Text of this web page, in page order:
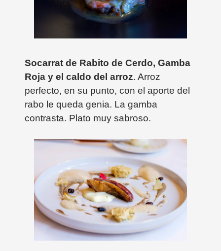
Socarrat de Rabito de Cerdo, Gamba
Roja y el caldo del arroz. Arroz
perfecto, en su punto, con el aporte del
rabo le queda genia. La gamba
contrasta. Plato muy sabroso.